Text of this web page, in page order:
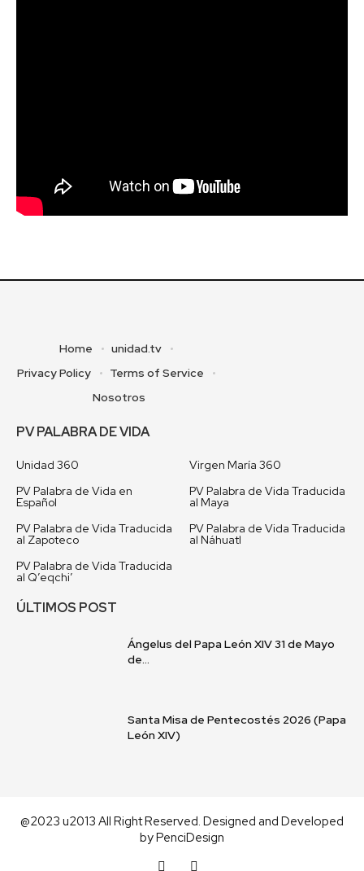
Home
unidad.tv
Privacy Policy
Terms of Service
Nosotros
PV PALABRA DE VIDA
Unidad 360
Virgen María 360
PV Palabra de Vida en
Español
PV Palabra de Vida Traducida
al Maya
PV Palabra de Vida Traducida
al Zapoteco
PV Palabra de Vida Traducida
al Náhuatl
PV Palabra de Vida Traducida
al Q’eqchi’
ÚLTIMOS POST
Ángelus del Papa León XIV 31 de Mayo
de...
Santa Misa de Pentecostés 2026 (Papa
León XIV)
@2023 u2013 All Right Reserved. Designed and Developed
byPenciDesign